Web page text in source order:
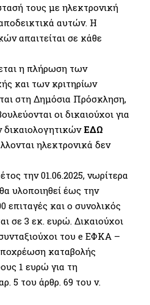
τους με ηλεκτρονική
αυτών. Η
απαιτείται σε κάθε
η πλήρωση των
και των κριτηρίων
στη Δημόσια Πρόσκληση,
οι δικαιούχοι για
ΕΔΩ
ηλεκτρονικά δεν
την 01.06.2025, νωρίτερα
υλοποιηθεί έως την
επιταγές και ο συνολικός
σε 3 εκ. ευρώ. Δικαιούχοι
του e ΕΦΚΑ –
καταβολής
1 ευρώ για τη
5 του άρθρ. 69 του ν.